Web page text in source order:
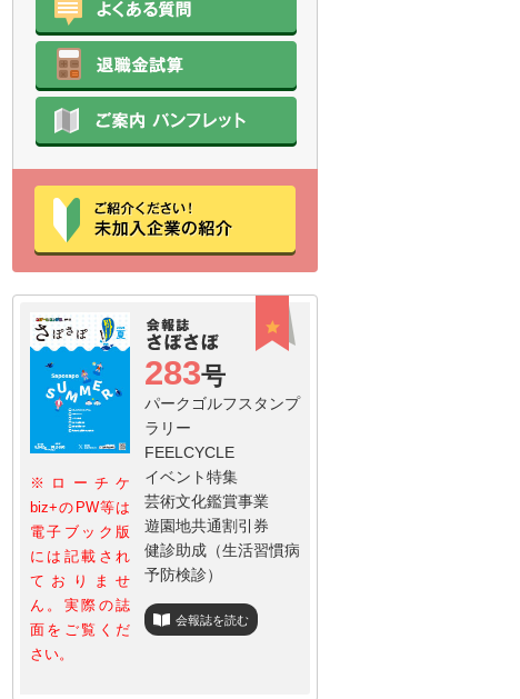
※ローチケ
biz+のPW等は
電子ブック版
には記載され
ておりませ
ん。実際の誌
面をご覧くだ
さい。
283号
パークゴルフスタンプ
ラリー
FEELCYCLE
イベント特集
芸術文化鑑賞事業
遊園地共通割引券
健診助成（生活習慣病
予防検診）
会報誌を読む